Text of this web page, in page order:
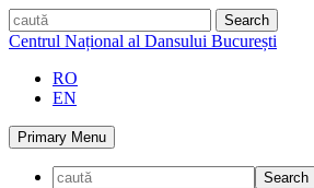
Skip
to
caută
Centrul Național al Dansului București
RO
EN
Primary Menu